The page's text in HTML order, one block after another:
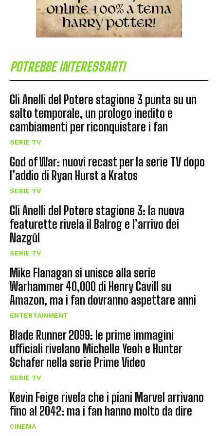
POTREBBE INTERESSARTI
Gli Anelli del Potere stagione 3 punta su un
salto temporale, un prologo inedito e
cambiamenti per riconquistare i fan
SERIE TV
God of War: nuovi recast per la serie TV dopo
l’addio di Ryan Hurst a Kratos
SERIE TV
Gli Anelli del Potere stagione 3: la nuova
featurette rivela il Balrog e l’arrivo dei
Nazgûl
SERIE TV
Mike Flanagan si unisce alla serie
Warhammer 40,000 di Henry Cavill su
Amazon, ma i fan dovranno aspettare anni
ENTERTAINMENT
Blade Runner 2099: le prime immagini
ufficiali rivelano Michelle Yeoh e Hunter
Schafer nella serie Prime Video
SERIE TV
Kevin Feige rivela che i piani Marvel arrivano
fino al 2042: ma i fan hanno molto da dire
CINEMA